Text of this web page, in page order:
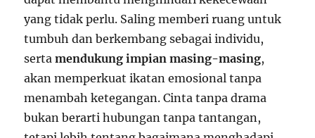
yang tidak perlu. Saling memberi ruang untuk
tumbuh dan berkembang sebagai individu,
sertamendukung impian masing-masing,
akan memperkuat ikatan emosional tanpa
menambah ketegangan. Cinta tanpa drama
bukan berarti hubungan tanpa tantangan,